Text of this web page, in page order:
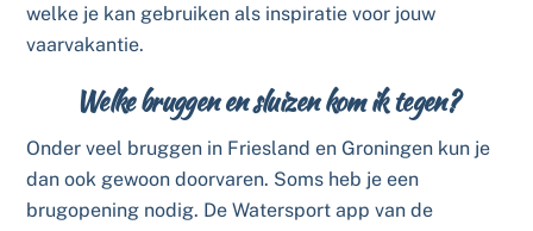
welke je kan gebruiken als inspiratie voor jouw
vaarvakantie.
Welke bruggen en sluizen kom ik tegen?
Onder veel bruggen in Friesland en Groningen kun je
dan ook gewoon doorvaren. Soms heb je een
brugopening nodig. De Watersport app van de